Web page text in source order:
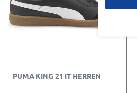
PUMA KING 21 IT HERREN